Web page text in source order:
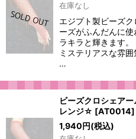
在庫なし
エジプト製ビーズ
ーズがふんだんに
ラキラと輝きます。
ミステリアスな雰
…
ビーズクロシェア
レンジ☆ [AT0014]
1,940円(税込)